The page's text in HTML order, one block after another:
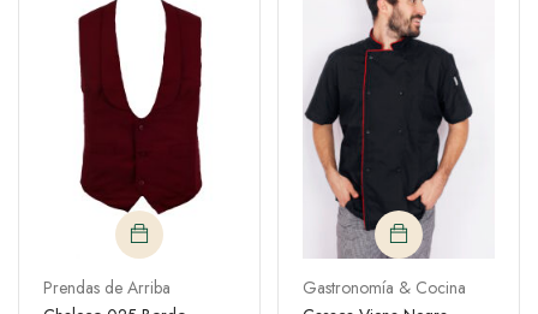
Prendas de Arriba
Gastronomía & Cocina